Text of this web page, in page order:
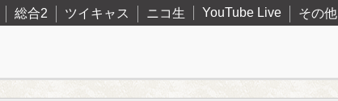
総合2 ツイキャス ニコ生 YouTube Live その他